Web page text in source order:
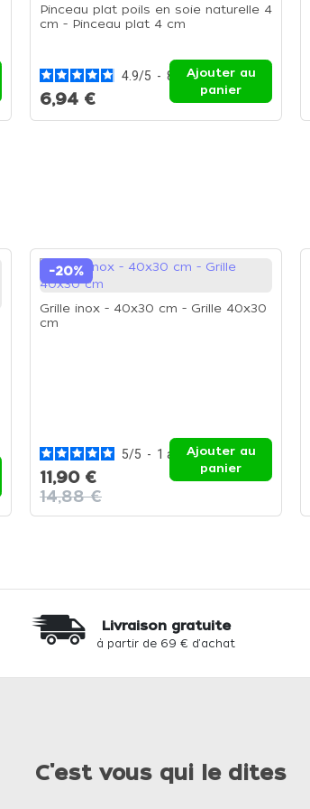
Pinceau plat poils en soie naturelle 4
cm - Pinceau plat 4 cm
4.9/5 - 8 avis
6,94 €
Ajouter au
panier
-20%
Grille inox - 40x30 cm - Grille 40x30
cm
5/5 - 1 avis
11,90 €
14,88 €
Ajouter au
panier
Livraison gratuite
à partir de 69 € d'achat
C'est vous qui le dites